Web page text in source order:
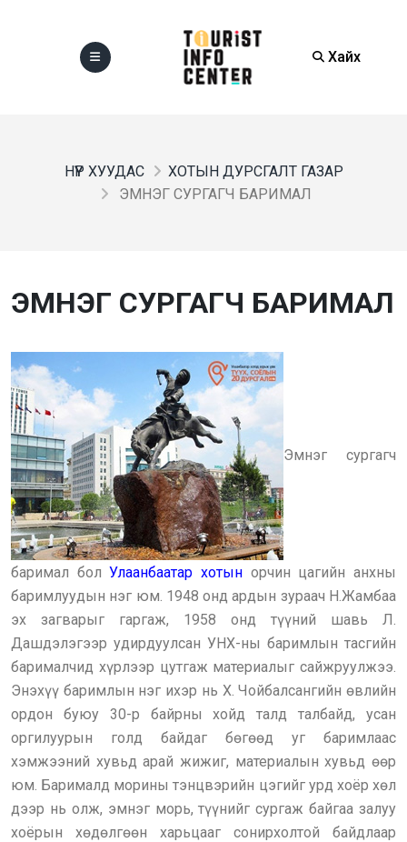
Хайх
НҮҮР ХУУДАС
ХОТЫН ДУРСГАЛТ ГАЗАР
ЭМНЭГ СУРГАГЧ БАРИМАЛ
ЭМНЭГ СУРГАГЧ БАРИМАЛ
Эмнэг сургагч
баримал болУлаанбаатар хотын орчин цагийн анхны
баримлуудын нэг юм. 1948 онд ардын зураач Н.Жамбаа
эх загварыг гаргаж, 1958 онд түүний шавь Л.
Дашдэлэгээр удирдуулсан УНХ-ны баримлын тасгийн
барималчид хүрлээр цутгаж материалыг сайжруулжээ.
Энэхүү баримлын нэг ихэр нь Х. Чойбалсангийн өвлийн
ордон буюу 30-р байрны хойд талд талбайд, усан
оргилуурын голд байдаг бөгөөд уг баримлаас
хэмжээний хувьд арай жижиг, материалын хувьд өөр
юм. Барималд морины тэнцвэрийн цэгийг урд хоёр хөл
дээр нь олж, эмнэг морь, түүнийг сургаж байгаа залуу
хоёрын хөдөлгөөн харьцааг сонирхолтой байдлаар